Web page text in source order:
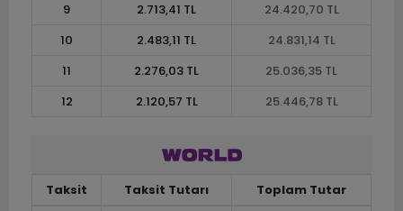
9
2.713,41 TL
24.420,70 TL
10
2.483,11 TL
24.831,14 TL
11
2.276,03 TL
25.036,35 TL
12
2.120,57 TL 25.446,78 TL
Taksit Taksit Tutarı
Toplam Tutar